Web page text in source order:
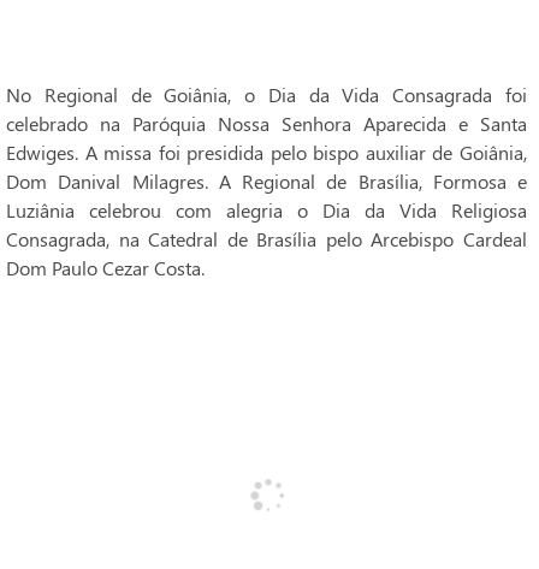
No Regional de Goiânia, o Dia da Vida Consagrada foi
celebrado na Paróquia Nossa Senhora Aparecida e Santa
Edwiges. A missa foi presidida pelo bispo auxiliar de Goiânia,
Dom Danival Milagres. A Regional de Brasília, Formosa e
Luziânia celebrou com alegria o Dia da Vida Religiosa
Consagrada, na Catedral de Brasília pelo Arcebispo Cardeal
Dom Paulo Cezar Costa.